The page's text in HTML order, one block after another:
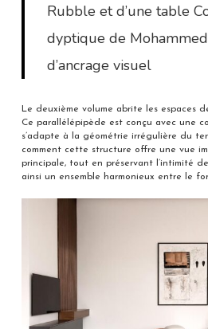
Rubble et d’une table
dyptique de
d’ancrage visuel
Le deuxième volume abrite les espaces
Ce parallélépipède est conçu avec une
s’adapte à la géométrie irrégulière du
comment cette structure offre une vue
principale, tout en préservant l’intimité
ainsi un ensemble harmonieux entre le